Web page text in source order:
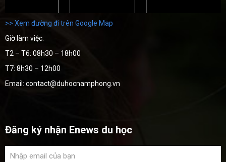
>> Xem đường đi trên Google Map
Giờ làm việc:
T2 – T6: 08h30 – 18h00
T7: 8h30 – 12h00
Email: contact@duhocnamphong.vn
Đăng ký nhận Enews du học